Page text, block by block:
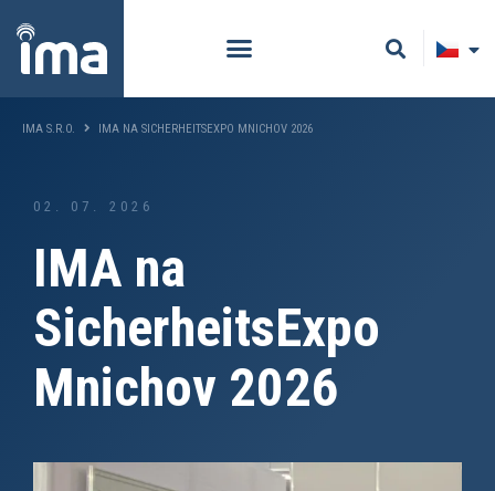
IMA S.R.O. IMA NA SICHERHEITSEXPO MNICHOV 2026
02. 07. 2026
IMA na
SicherheitsExpo
Mnichov 2026